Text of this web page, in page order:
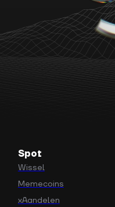
Spot
Wissel
Memecoins
xAandelen